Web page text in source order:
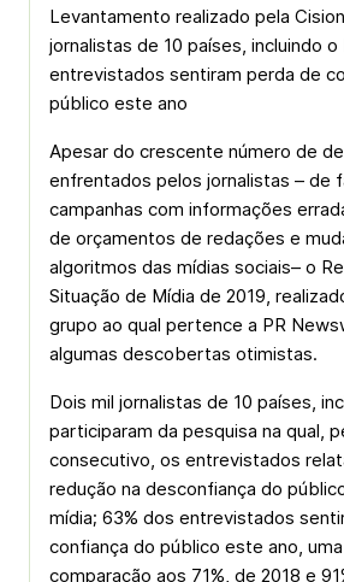
Levantamento realizado pela
jornalistas de 10 países, incluindo o
entrevistados sentiram perda de
público este ano
Apesar do crescente número de
enfrentados pelos jornalistas – de
campanhas com informações
de orçamentos de redações e
algoritmos das mídias sociais– o
Situação de Mídia de 2019,
grupo ao qual pertence a PR
algumas descobertas otimistas.
Dois mil jornalistas de 10 países,
participaram da pesquisa na qual,
consecutivo, os entrevistados
redução na desconfiança do
mídia; 63% dos entrevistados
confiança do público este ano,
comparação aos 71%, de 2018 e